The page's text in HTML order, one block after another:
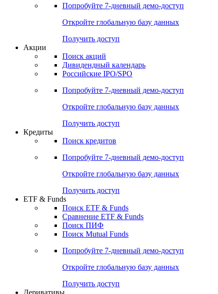
Cbonds Pages
Опросы
Попробуйте7-дневный
Откройте глобальную базу данных
Получить доступ
Поиск акций
Российские IPO/SPO
Попробуйте7-дневный
Откройте глобальную базу данных
Получить доступ
Поиск кредитов
Попробуйте7-дневный
Откройте глобальную базу данных
Получить доступ
ETF & Funds
Сравнение ETF & Funds
Поиск Mutual Funds
Попробуйте7-дневный